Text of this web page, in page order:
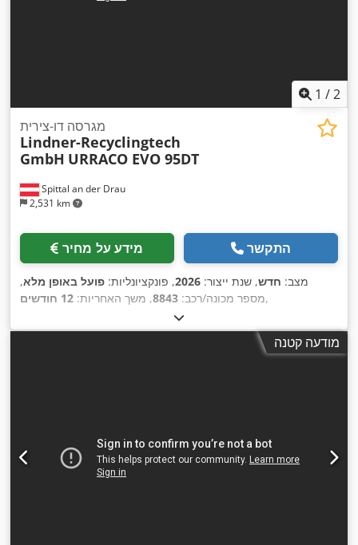
1 /2
Spittal an der Drau
2,531 km
מגרסה דו-צירית
Lindner-Recyclingtech
GmbH URRACO EVO 95DT
מידע על מחיר התקשר
מצב: חדש, שנת ייצור: 2026, פונקציונליות: פועל באופן מלא,
מספר מכונה/רכב: 8843, משך האחריות: 12 חודשים ,
מודעה קטנה